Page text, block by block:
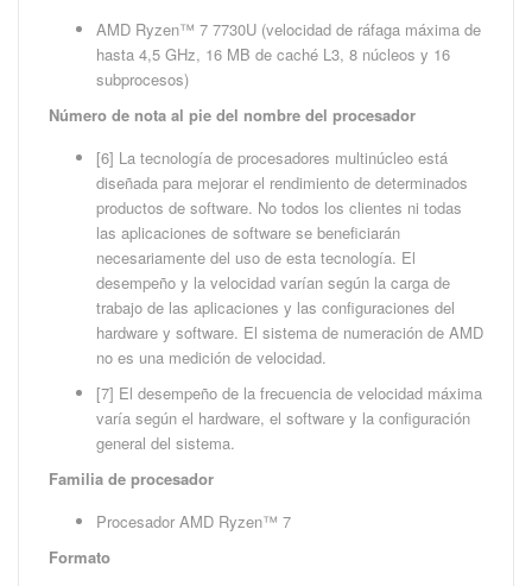
AMD Ryzen™ 7 7730U (velocidad de ráfaga máxima de
hasta 4,5 GHz, 16 MB de caché L3, 8 núcleos y 16
subprocesos)
Número de nota al pie del nombre del procesador
[6] La tecnología de procesadores multinúcleo está
diseñada para mejorar el rendimiento de determinados
productos de software. No todos los clientes ni todas
las aplicaciones de software se beneficiarán
necesariamente del uso de esta tecnología. El
desempeño y la velocidad varían según la carga de
trabajo de las aplicaciones y las configuraciones del
hardware y software. El sistema de numeración de AMD
no es una medición de velocidad.
[7] El desempeño de la frecuencia de velocidad máxima
varía según el hardware, el software y la configuración
general del sistema.
Familia de procesador
Procesador AMD Ryzen™ 7
Formato